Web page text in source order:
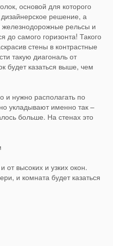
основой для которого
решение, а
рельсы и
до самого горизонта! Такого
стены в контрастные
такую диагональ от
будет казаться выше, чем
и нужно располагать по
укладывают именно так –
больше. На стенах это
высоких и узких окон.
и комната будет казаться